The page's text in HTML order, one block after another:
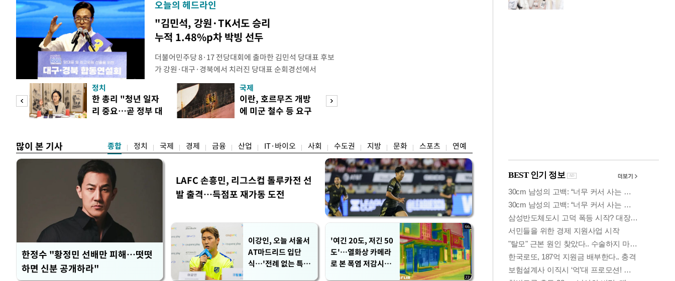
오늘의 헤드라인
"김민석, 강원·TK서도 승리
누적 1.48%p차 박빙 선두
더불어민주당 8·17 전당대회에 출마한 김민석 당대표 후보
가 강원·대구·경북에서 치러진 당대표 순회경선에서
48.54%(1만8977표)를 얻어 상대 경쟁주자인 정청래 후보
를 1622표(4.14%p) 차로 제치고 1위를 차지했다. 전날 제주
·인천 권리당원 투표에서도 김 후보가 앞섰다. 이에 따라 누
적 합산(가중치 미반영)에서도 김 후보(46.01%)가
피
정치
한 총리 "청년 일자
리 중요…곧 정부 대
국제
이란, 호르무즈 개방
에 미군 철수 등 요구
많이 본 기사 종합 정치 국제 경제 금융 산업 IT·바이오 사회 수도권 지방 문화 스포츠 연예
한정수 "황정민 선배만 피해…떳떳
하면 신분 공개하라"
LAFC 손흥민, 리그스컵 톨루카전 선
발 출격…득점포 재가동 도전
이강인, 오늘 서울서
AT마드리드 입단
식…'전례 없는 특급
'여긴 20도, 저긴 50
도'…열화상 카메라
로 본 폭염 저감시설